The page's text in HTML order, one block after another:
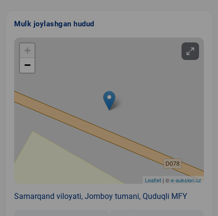
Mulk joylashgan hudud
+
−
Leaflet | ©e-auksion.uz
Samarqand viloyati, Jomboy tumani, Quduqli MFY